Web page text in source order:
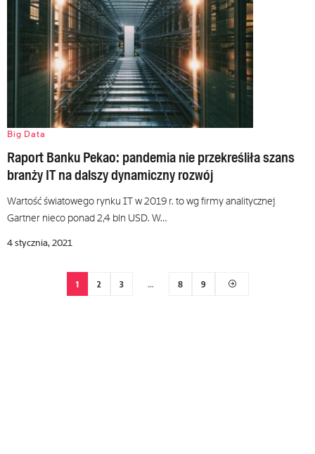
Big Data
Raport Banku Pekao: pandemia nie przekreśliła szans
branży IT na dalszy dynamiczny rozwój
Wartość światowego rynku IT w 2019 r. to wg firmy analitycznej
Gartner nieco ponad 2,4 bln USD. W…
4 stycznia, 2021
1 2 3 … 8 9